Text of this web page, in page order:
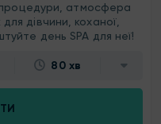
процедури, атмосфера
дівчини, коханої,
день SPA для неї!
80 хв